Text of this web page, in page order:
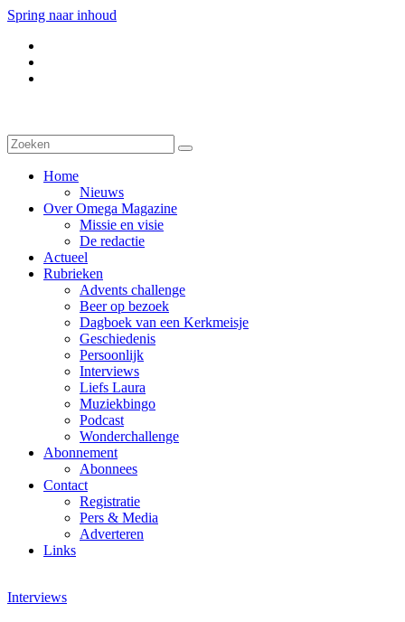
Spring naar inhoud
Home
Nieuws
Over Omega Magazine
Missie en visie
De redactie
Actueel
Rubrieken
Advents challenge
Beer op bezoek
Dagboek van een Kerkmeisje
Geschiedenis
Persoonlijk
Interviews
Liefs Laura
Muziekbingo
Podcast
Wonderchallenge
Abonnement
Abonnees
Contact
Registratie
Pers & Media
Adverteren
Links
Interviews